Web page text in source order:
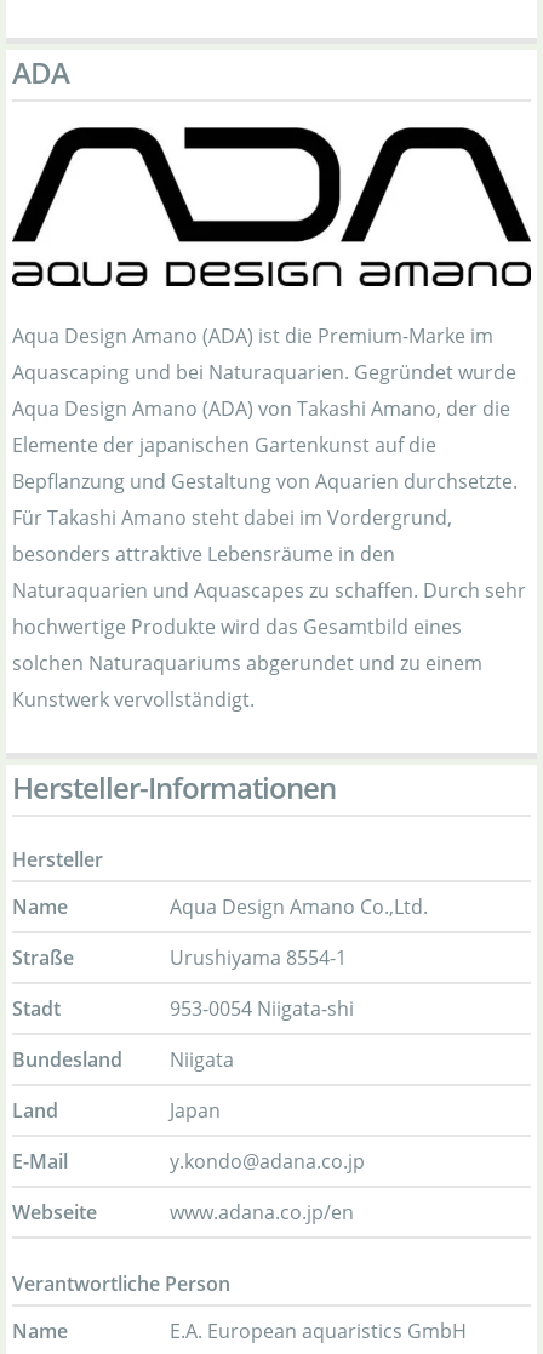
ADA
Aqua Design Amano (ADA) ist die Premium-Marke im
Aquascaping und bei Naturaquarien. Gegründet wurde
Aqua Design Amano (ADA) von Takashi Amano, der die
Elemente der japanischen Gartenkunst auf die
Bepflanzung und Gestaltung von Aquarien durchsetzte.
Für Takashi Amano steht dabei im Vordergrund,
besonders attraktive Lebensräume in den
Naturaquarien und Aquascapes zu schaffen. Durch sehr
hochwertige Produkte wird das Gesamtbild eines
solchen Naturaquariums abgerundet und zu einem
Kunstwerk vervollständigt.
Hersteller-Informationen
Hersteller
Name
Aqua Design Amano Co.,Ltd.
Straße
Urushiyama 8554-1
Stadt
953-0054 Niigata-shi
Bundesland
Niigata
Land
Japan
E-Mail
y.kondo@adana.co.jp
Webseite
www.adana.co.jp/en
Verantwortliche Person
Name
E.A. European aquaristics GmbH